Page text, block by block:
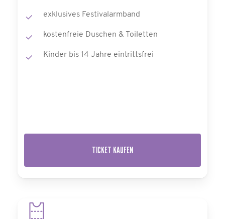
exklusives Festivalarmband
kostenfreie Duschen & Toiletten
Kinder bis 14 Jahre eintrittsfrei
TICKET KAUFEN